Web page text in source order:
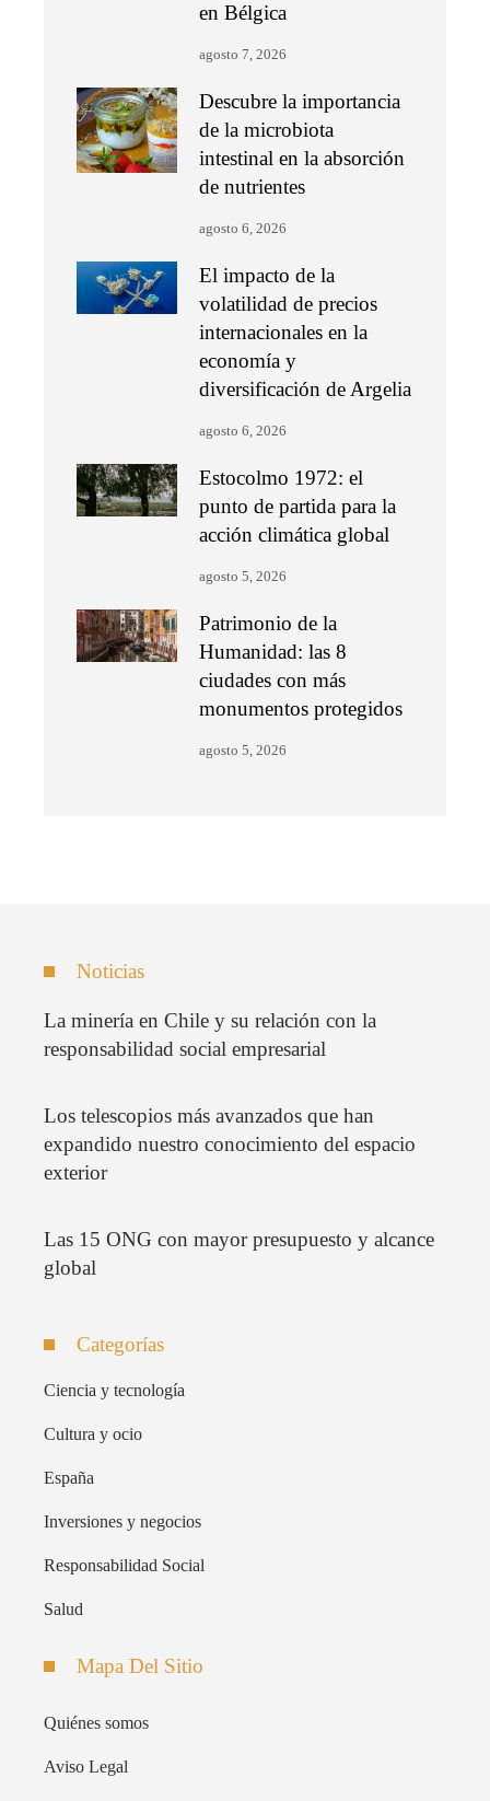
en Bélgica
agosto 7, 2026
Descubre la importancia
de la microbiota
intestinal en la absorción
de nutrientes
agosto 6, 2026
El impacto de la
volatilidad de precios
internacionales en la
economía y
diversificación de Argelia
agosto 6, 2026
Estocolmo 1972: el
punto de partida para la
acción climática global
agosto 5, 2026
Patrimonio de la
Humanidad: las 8
ciudades con más
monumentos protegidos
agosto 5, 2026
Noticias
La minería en Chile y su relación con la
responsabilidad social empresarial
Los telescopios más avanzados que han
expandido nuestro conocimiento del espacio
exterior
Las 15 ONG con mayor presupuesto y alcance
global
Categorías
Ciencia y tecnología
Cultura y ocio
España
Inversiones y negocios
Responsabilidad Social
Salud
Mapa Del Sitio
Quiénes somos
Aviso Legal